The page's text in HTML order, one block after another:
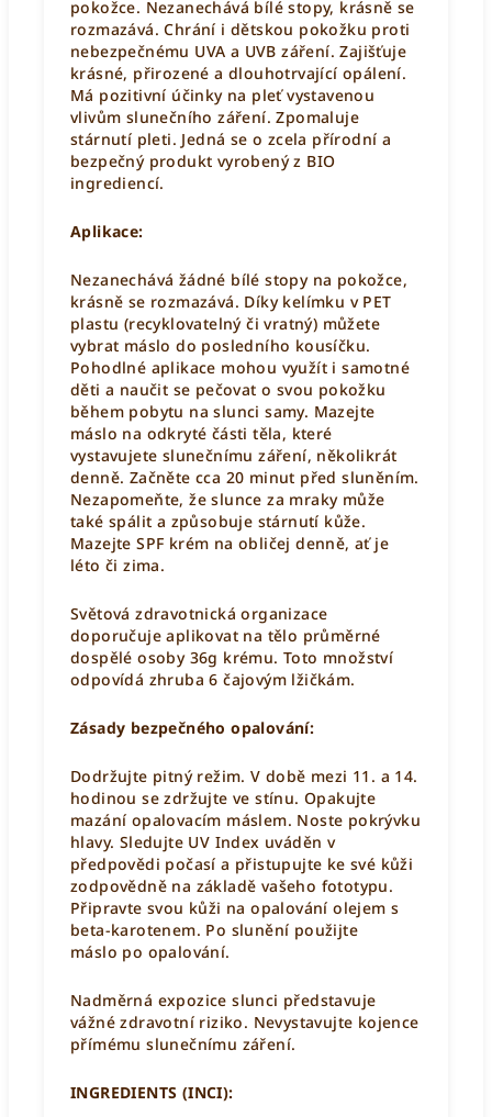
pokožce. Nezanechává bílé stopy, krásně se
rozmazává. Chrání i dětskou pokožku proti
nebezpečnému UVA a UVB záření. Zajišťuje
krásné, přirozené a dlouhotrvající opálení.
Má pozitivní účinky na pleť vystavenou
vlivům slunečního záření. Zpomaluje
stárnutí pleti. Jedná se o zcela přírodní a
bezpečný produkt vyrobený z BIO
ingrediencí.
Aplikace:
Nezanechává žádné bílé stopy na pokožce,
krásně se rozmazává. Díky kelímku v PET
plastu (recyklovatelný či vratný) můžete
vybrat máslo do posledního kousíčku.
Pohodlné aplikace mohou využít i samotné
děti a naučit se pečovat o svou pokožku
během pobytu na slunci samy. Mazejte
máslo na odkryté části těla, které
vystavujete slunečnímu záření, několikrát
denně. Začněte cca 20 minut před sluněním.
Nezapomeňte, že slunce za mraky může
také spálit a způsobuje stárnutí kůže.
Mazejte SPF krém na obličej denně, ať je
léto či zima.
Světová zdravotnická organizace
doporučuje aplikovat na tělo průměrné
dospělé osoby 36g krému. Toto množství
odpovídá zhruba 6 čajovým lžičkám.
Zásady bezpečného opalování:
Dodržujte pitný režim. V době mezi 11. a 14.
hodinou se zdržujte ve stínu. Opakujte
mazání opalovacím máslem. Noste pokrývku
hlavy. Sledujte UV Index uváděn v
předpovědi počasí a přistupujte ke své kůži
zodpovědně na základě vašeho fototypu.
Připravte svou kůži na opalování olejem s
beta-karotenem. Po slunění použijte
máslo po opalování.
Nadměrná expozice slunci představuje
vážné zdravotní riziko. Nevystavujte kojence
přímému slunečnímu záření.
INGREDIENTS (INCI):